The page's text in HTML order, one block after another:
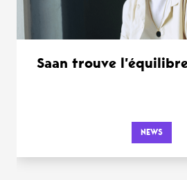
Saan trouve
NEWS